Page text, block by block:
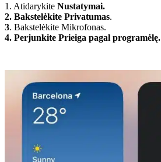
1. Atidarykite Nustatymai.
2. Bakstelėkite Privatumas.
3. Bakstelėkite Mikrofonas.
4. Perjunkite Prieiga pagal programėlę.